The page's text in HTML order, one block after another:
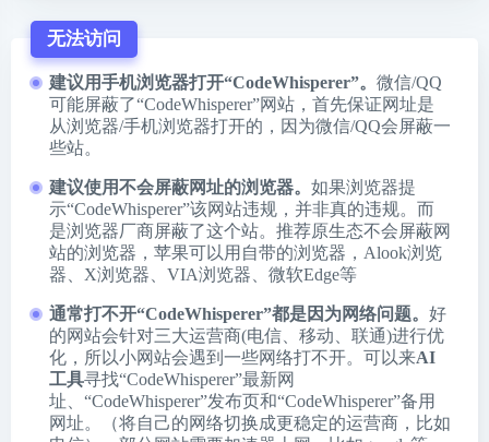
无法访问
建议用手机浏览器打开“CodeWhisperer”。 微信/QQ
可能屏蔽了“CodeWhisperer”网站，首先保证网址是
从浏览器/手机浏览器打开的，因为微信/QQ会屏蔽一
些站。
建议使用不会屏蔽网址的浏览器。 如果浏览器提
示“CodeWhisperer”该网站违规，并非真的违规。而
是浏览器厂商屏蔽了这个站。推荐原生态不会屏蔽网
站的浏览器，苹果可以用自带的浏览器， Alook浏览
器
X浏览器 VIA浏览器 微软Edge等
通常打不开“CodeWhisperer”都是因为网络问题。 好
的网站会针对三大运营商(电信、移动、联通)进行优
化，所以小网站会遇到一些网络打不开。可以来AI
工具寻找“CodeWhisperer”最新网
址、“CodeWhisperer”发布页和“CodeWhisperer”备用
网址。（将自己的网络切换成更稳定的运营商，比如